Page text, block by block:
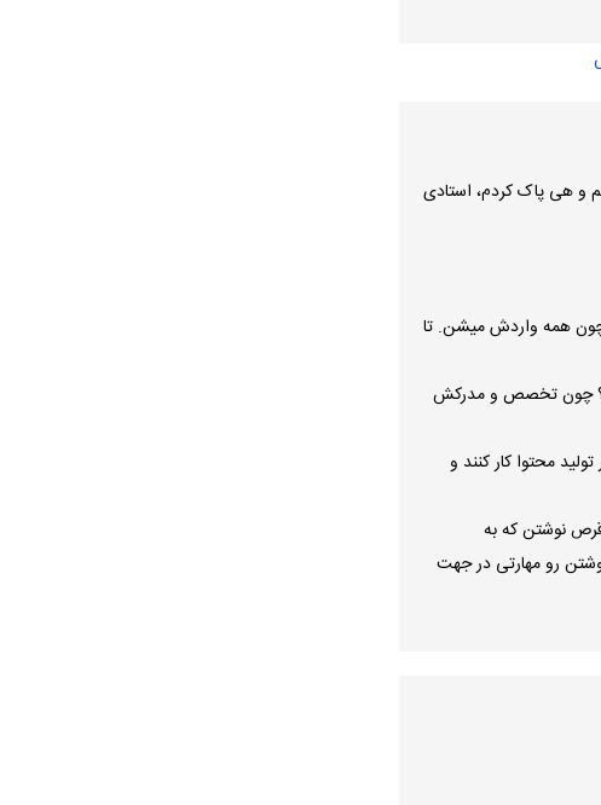
و هی پاک کردم، استادی
چون همه واردش میشن. تا
چون تخصص و مدرکش
محتوا کار کنند و
نوشتن که به
رو مهارتی در جهت